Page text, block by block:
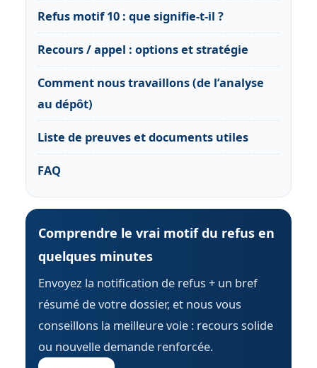
Refus motif 10 : que signifie-t-il ?
Recours / appel : options et stratégie
Comment nous travaillons (de l’analyse
au dépôt)
Liste de preuves et documents utiles
FAQ
Comprendre le vrai motif du refus en
quelques minutes
Envoyez la notification de refus + un bref
résumé de votre dossier, et nous vous
conseillons la meilleure voie : recours solide
ou nouvelle demande renforcée.